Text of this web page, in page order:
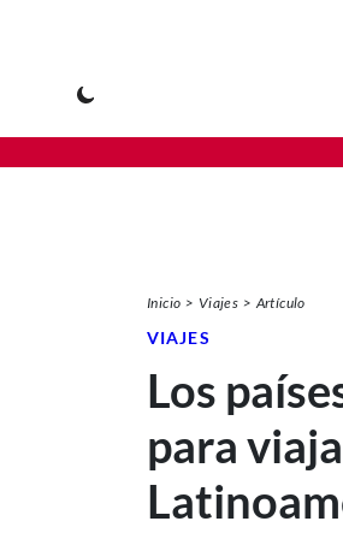
Inicio Viajes Artículo
VIAJES
Los
para